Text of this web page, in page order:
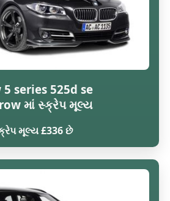
5 series 525d se
માં સ્ક્રેપ મૂલ્ય
મૂલ્ય £336 છે